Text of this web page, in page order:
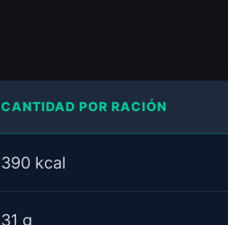
CANTIDAD POR RACIÓN
390 kcal
31 g